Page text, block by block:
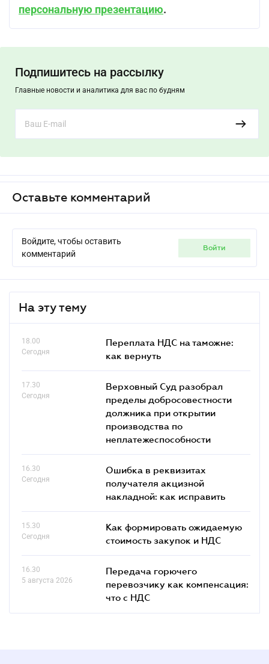
персональную презентацию.
Подпишитесь на рассылку
Главные новости и аналитика для вас по будням
Оставьте комментарий
Войдите, чтобы оставить
комментарий
войти
На эту тему
18.00
Сегодня
Переплата НДС на таможне:
как вернуть
17.30
Сегодня
Верховный Суд разобрал
пределы добросовестности
должника при открытии
производства по
неплатежеспособности
16.30
Сегодня
Ошибка в реквизитах
получателя акцизной
накладной: как исправить
15.30
Сегодня
Как формировать ожидаемую
стоимость закупок и НДС
16.30
5 августа 2026
Передача горючего
перевозчику как компенсация:
что с НДС